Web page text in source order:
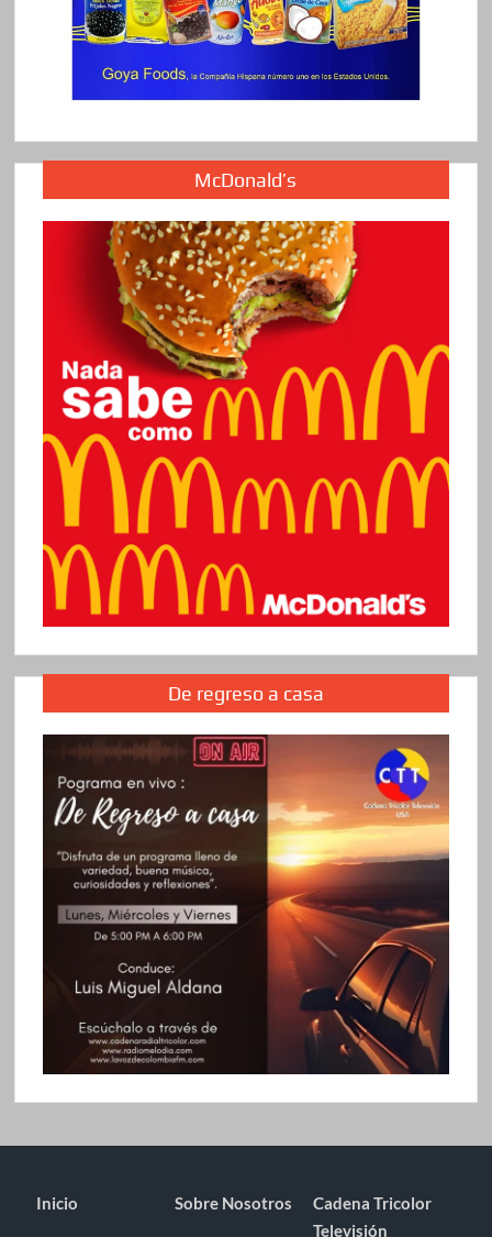
McDonald’s
De regreso a casa
Inicio Sobre Nosotros
Cadena Tricolor
Televisión